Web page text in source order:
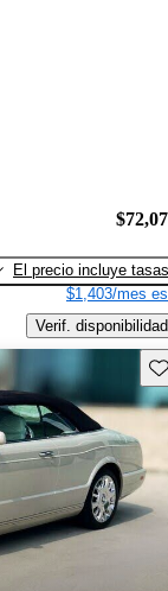
El precio incluye tasas
$1,403/mes
Verif. disponibilidad